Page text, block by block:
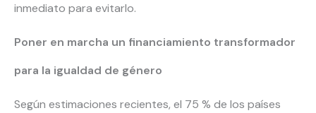
inmediato para evitarlo.
Poner en marcha un financiamiento transformador
para la igualdad de género
Según estimaciones recientes, el 75 % de los países